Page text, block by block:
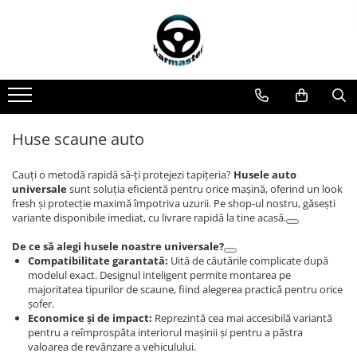
Amortizoare osie remorci
Cabluri de frana remorci
Carlige Alfa Romeo
Carlige Alpine
Carlige BYD
Carlige Cadillac
Carlige Chery
Carlige Chevrolet
Carlige Chrysler
Carlige Citroen
Carlige Dacia
Carlige Daewoo
Covorase auto
Covorase auto Alfa Romeo
Covorase auto Bmw
Covorase auto Citroen
Covorase auto Dacia
Covorase auto Fiat
Covorase auto Ford
Covorase auto Honda
Covorase auto Hyundai
Covorase auto Isuzu
Covorase auto Iveco
Covorase auto Jeep
Cutii portbagaj pt. bare
transversale
Generatoare curent portabile
Accesorii genti-rucsacuri
Genti de umar
Genti voiaj
Instalatii simple
Module cu interfata can-bus
Scut motor Alfa Romeo
Scut motor Audi
Scut motor Chevrolet
Scut motor Citroen
Scut motor Cupra
Scut motor Dacia
Scut motor Daewoo
Scut motor Daihatsu
Scut motor DFSK
Scut motor Dodge
Huse scaune auto
Cauți o metodă rapidă să-ți protejezi tapițeria? Husele auto
universalesunt soluția eficientă pentru orice mașină, oferind un look
fresh și protecție maximă împotriva uzurii. Pe shop-ul nostru, găsești
variante disponibile imediat, cu livrare rapidă la tine acasă.
De ce să alegi husele noastre universale?
Compatibilitate garantată: Uită de căutările complicate după
modelul exact. Designul inteligent permite montarea pe
majoritatea tipurilor de scaune, fiind alegerea practică pentru orice
șofer.
Economice și de impact: Reprezintă cea mai accesibilă variantă
pentru a reîmprospăta interiorul mașinii și pentru a păstra
valoarea de revânzare a vehiculului.